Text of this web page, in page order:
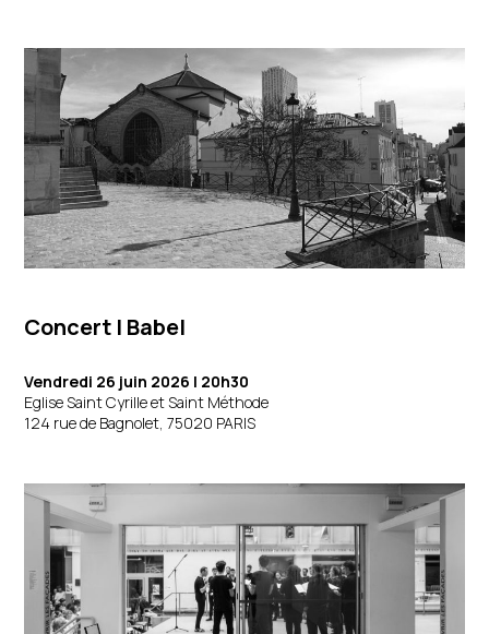
Concert | Babel
Vendredi 26 juin 2026 | 20h30
Eglise Saint Cyrille et Saint Méthode
124 rue de Bagnolet, 75020 PARIS